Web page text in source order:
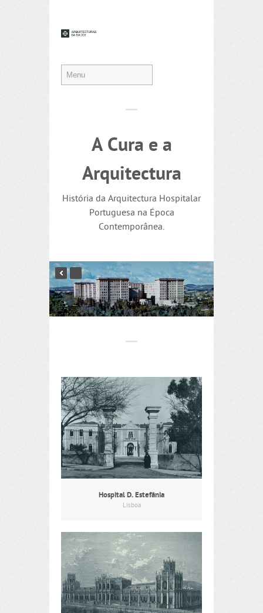
A Cura e a
Arquitectura
História da Arquitectura Hospitalar
Portuguesa na Época
Contemporânea.
Hospital D. Estefânia
Lisboa